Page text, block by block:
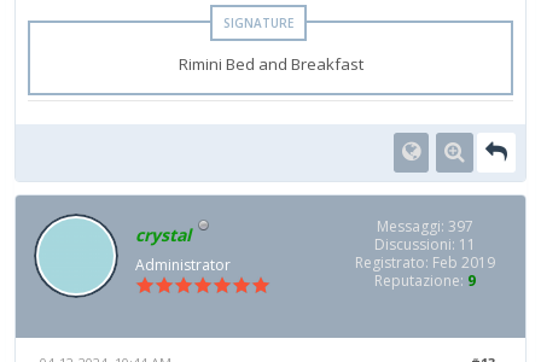
Rimini Bed and Breakfast
crystal
Administrator
Messaggi: 397
Discussioni: 11
Registrato: Feb 2019
Reputazione: 9